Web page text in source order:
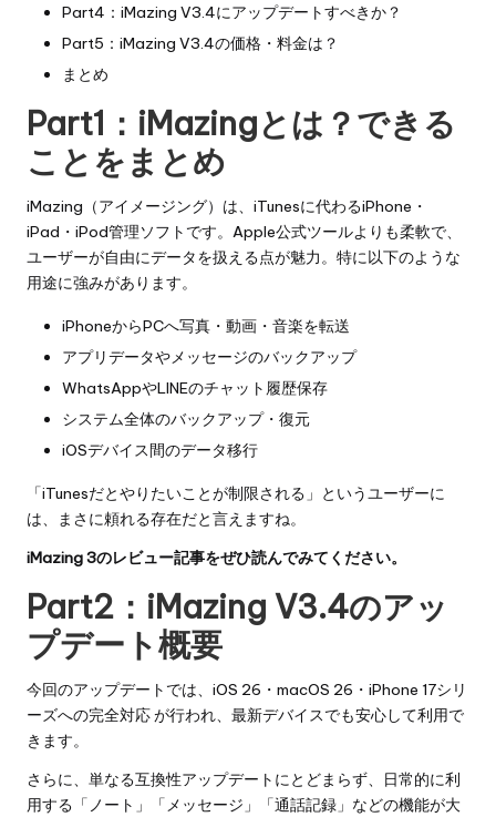
Part4：iMazing V3.4にアップデートすべきか？
Part5：iMazing V3.4の価格・料金は？
まとめ
Part1：iMazingとは？できる
ことをまとめ
iMazing（アイメージング）は、iTunesに代わるiPhone・
iPad・iPod管理ソフトです。Apple公式ツールよりも柔軟で、
ユーザーが自由にデータを扱える点が魅力。特に以下のような
用途に強みがあります。
iPhoneからPCへ写真・動画・音楽を転送
アプリデータやメッセージのバックアップ
WhatsAppやLINEのチャット履歴保存
システム全体のバックアップ・復元
iOSデバイス間のデータ移行
「iTunesだとやりたいことが制限される」というユーザーに
は、まさに頼れる存在だと言えますね。
iMazing 3のレビュー記事をぜひ読んでみてください。
Part2：iMazing V3.4のアッ
プデート概要
今回のアップデートでは、iOS 26・macOS 26・iPhone 17シリ
ーズへの完全対応 が行われ、最新デバイスでも安心して利用で
きます。
さらに、単なる互換性アップデートにとどまらず、日常的に利
用する「ノート」「メッセージ」「通話記録」などの機能が大